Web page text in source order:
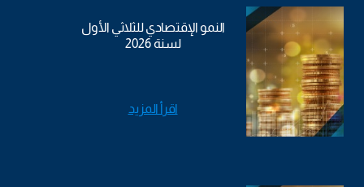
النمو الإقتصادي للثلاثي الأول
لسنة 2026
اقرأ المزيد